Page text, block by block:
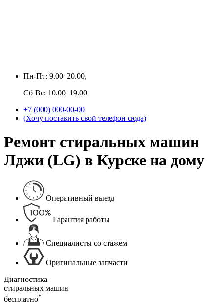
Пн-Пт: 9.00–20.00,
Сб-Вс: 10.00–19.00
+7 (000) 000-00-00
(Хочу поставить свой телефон сюда)
Ремонт стиральных машин
Лджи (LG) в Курске на дому
Оперативный выезд
Гарантия работы
Специалисты со стажем
Оригинальные запчасти
Диагностика
стиральных машин
бесплатно*